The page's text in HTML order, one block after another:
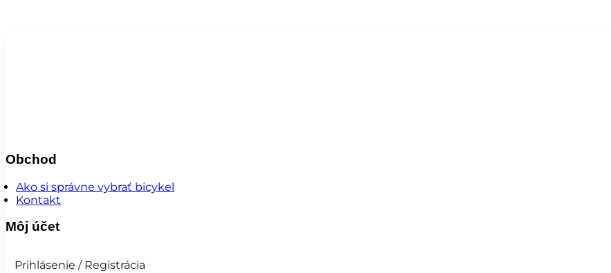
Obchod
Ako si správne vybrať bicykel
Kontakt
Môj účet
Prihlásenie / Registrácia